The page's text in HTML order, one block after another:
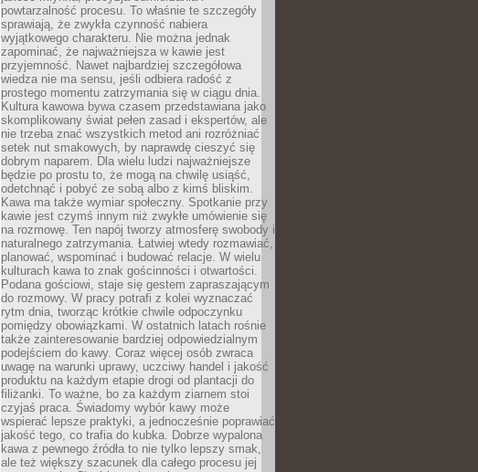
powtarzalność procesu. To właśnie te szczegóły
sprawiają, że zwykła czynność nabiera
wyjątkowego charakteru. Nie można jednak
zapominać, że najważniejsza w kawie jest
przyjemność. Nawet najbardziej szczegółowa
wiedza nie ma sensu, jeśli odbiera radość z
prostego momentu zatrzymania się w ciągu dnia.
Kultura kawowa bywa czasem przedstawiana jako
skomplikowany świat pełen zasad i ekspertów, ale
nie trzeba znać wszystkich metod ani rozróżniać
setek nut smakowych, by naprawdę cieszyć się
dobrym naparem. Dla wielu ludzi najważniejsze
będzie po prostu to, że mogą na chwilę usiąść,
odetchnąć i pobyć ze sobą albo z kimś bliskim.
Kawa ma także wymiar społeczny. Spotkanie przy
kawie jest czymś innym niż zwykłe umówienie się
na rozmowę. Ten napój tworzy atmosferę swobody i
naturalnego zatrzymania. Łatwiej wtedy rozmawiać,
planować, wspominać i budować relacje. W wielu
kulturach kawa to znak gościnności i otwartości.
Podana gościowi, staje się gestem zapraszającym
do rozmowy. W pracy potrafi z kolei wyznaczać
rytm dnia, tworząc krótkie chwile odpoczynku
pomiędzy obowiązkami. W ostatnich latach rośnie
także zainteresowanie bardziej odpowiedzialnym
podejściem do kawy. Coraz więcej osób zwraca
uwagę na warunki uprawy, uczciwy handel i jakość
produktu na każdym etapie drogi od plantacji do
filiżanki. To ważne, bo za każdym ziarnem stoi
czyjaś praca. Świadomy wybór kawy może
wspierać lepsze praktyki, a jednocześnie poprawiać
jakość tego, co trafia do kubka. Dobrze wypalona
kawa z pewnego źródła to nie tylko lepszy smak,
ale też większy szacunek dla całego procesu jej